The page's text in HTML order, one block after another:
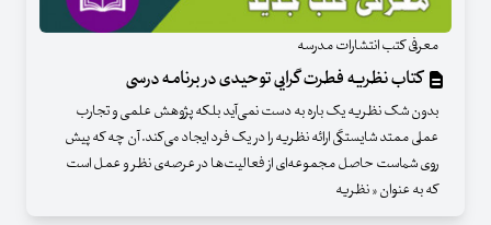
معرفی کتب انتشارات مدرسه
کتاب نظریه فطرت گرایی توحیدی در برنامه درسی
بدون شک نظریه یک باره به دست نمی‌آید بلکه پژوهش علمی و تجارب
عملی ممتد شایستگی ارائه نظریه را در یک فرد ایجاد می‌کند. آن چه که پیش
روی شماست حاصل مجموعه‌ای از فعالیت‌ها در عرصه‌ی نظر و عمل است
که به عنوان « نظریه‌